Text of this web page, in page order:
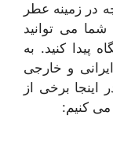
در زمینه عطر
می توانید
پیدا کنید. به
و خارجی
اینجا برخی از
می کنیم: